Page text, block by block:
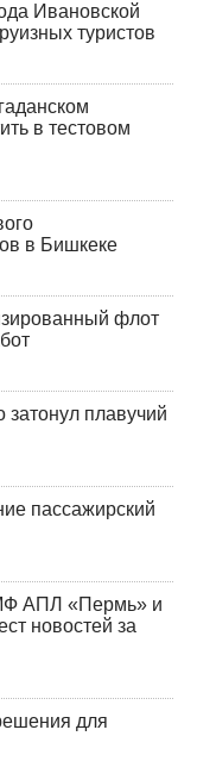
Ивановской
туристов
в тестовом
в Бишкеке
флот
плавучий
пассажирский
АПЛ «Пермь» и
новостей за
для